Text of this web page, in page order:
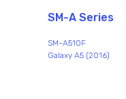
SM-A Series
SM-A510F
Galaxy A5 (2016)